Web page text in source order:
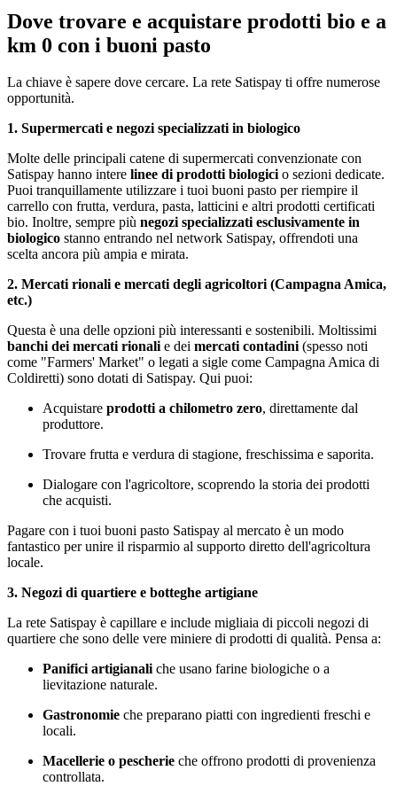
Dove trovare e acquistare prodotti bio e a
km 0 con i buoni pasto
La chiave è sapere dove cercare. La rete Satispay ti offre numerose
opportunità.
1. Supermercati e negozi specializzati in biologico
Molte delle principali catene di supermercati convenzionate con
Satispay hanno intere linee di prodotti biologicio sezioni dedicate.
Puoi tranquillamente utilizzare i tuoi buoni pasto per riempire il
carrello con frutta, verdura, pasta, latticini e altri prodotti certificati
bio. Inoltre, sempre più negozi specializzati esclusivamente in
biologico stanno entrando nel network Satispay, offrendoti una
scelta ancora più ampia e mirata.
2. Mercati rionali e mercati degli agricoltori (Campagna Amica,
etc.)
Questa è una delle opzioni più interessanti e sostenibili. Moltissimi
banchi dei mercati rionalie dei mercati contadini(spesso noti
come "Farmers' Market" o legati a sigle come Campagna Amica di
Coldiretti) sono dotati di Satispay. Qui puoi:
Acquistare prodotti a chilometro zero, direttamente dal
produttore.
Trovare frutta e verdura di stagione, freschissima e saporita.
Dialogare con l'agricoltore, scoprendo la storia dei prodotti
che acquisti.
Pagare con i tuoi buoni pasto Satispay al mercato è un modo
fantastico per unire il risparmio al supporto diretto dell'agricoltura
locale.
3. Negozi di quartiere e botteghe artigiane
La rete Satispay è capillare e include migliaia di piccoli negozi di
quartiere che sono delle vere miniere di prodotti di qualità. Pensa a:
Panifici artigianaliche usano farine biologiche o a
lievitazione naturale.
Gastronomie che preparano piatti con ingredienti freschi e
locali.
Macellerie o pescherie che offrono prodotti di provenienza
controllata.